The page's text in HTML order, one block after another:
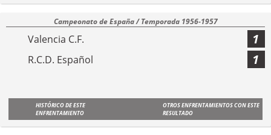
Campeonato de España / Temporada 1956-1957
Valencia C.F. 1
R.C.D. Español 1
HISTÓRICO DE ESTE
ENFRENTAMIENTO
OTROS ENFRENTAMIENTOS CON ESTE
RESULTADO